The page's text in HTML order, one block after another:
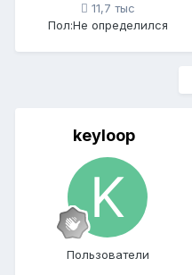
11,7 тыс
Пол:Не определился
keyloop
Пользователи